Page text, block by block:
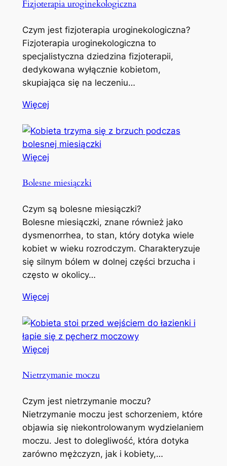
Fizjoterapia uroginekologiczna
Czym jest fizjoterapia uroginekologiczna?
Fizjoterapia uroginekologiczna to
specjalistyczna dziedzina fizjoterapii,
dedykowana wyłącznie kobietom,
skupiająca się na leczeniu…
Więcej
Więcej
Bolesne miesiączki
Czym są bolesne miesiączki?
Bolesne miesiączki, znane również jako
dysmenorrhea, to stan, który dotyka wiele
kobiet w wieku rozrodczym. Charakteryzuje
się silnym bólem w dolnej części brzucha i
często w okolicy…
Więcej
Więcej
Nietrzymanie moczu
Czym jest nietrzymanie moczu?
Nietrzymanie moczu jest schorzeniem, które
objawia się niekontrolowanym wydzielaniem
moczu. Jest to dolegliwość, która dotyka
zarówno mężczyzn, jak i kobiety,…